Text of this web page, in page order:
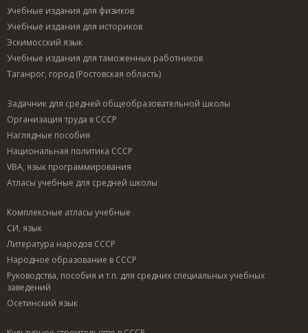
Учебные издания для физиков
Учебные издания для историков
Эскимосский язык
Учебные издания для таможенных работников
Таганрог, город (Ростовская область)
Задачник для средней общеобразовательной школы
Организация труда в СССР
Наглядные пособия
Национальная политика СССР
VBA, язык программирования
Атласы учебные для средней школы
Комплексные атласы учебные
СИ, язык
Литература народов СССР
Народное образование в СССР
Руководства, пособия и т.п. для средних специальных учебных
заведений
Осетинский язык